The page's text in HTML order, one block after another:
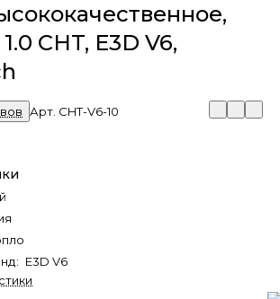
CHT, E3D V6,
Арт. CHT-V6-10
: E3D V6